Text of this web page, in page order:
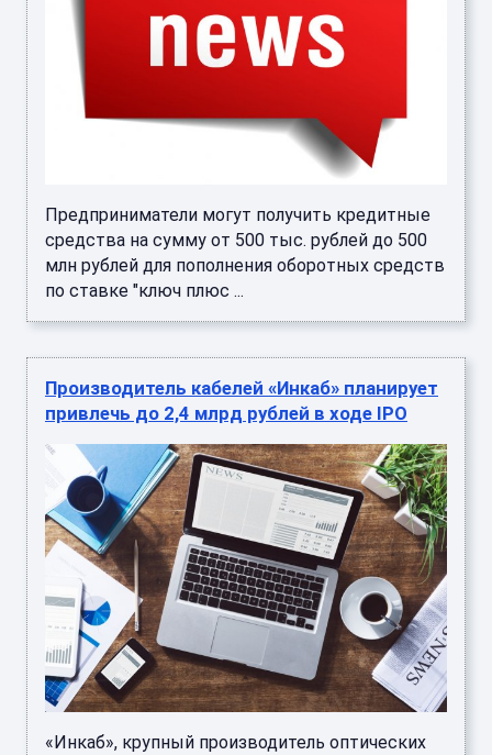
Предприниматели могут получить кредитные
средства на сумму от 500 тыс. рублей до 500
млн рублей для пополнения оборотных средств
по ставке "ключ плюс ...
Производитель кабелей «Инкаб» планирует
привлечь до 2,4 млрд рублей в ходе IPO
«Инкаб», крупный производитель оптических